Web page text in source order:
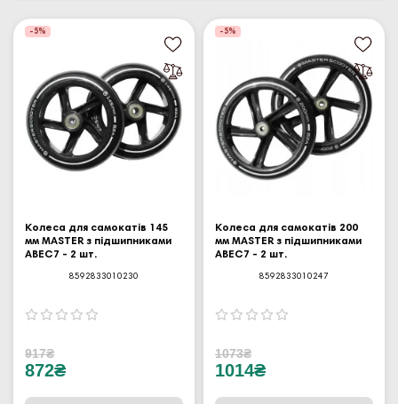
-5%
Колеса для самокатів 145
мм MASTER з підшипниками
ABEC7 - 2 шт.
8592833010230
917₴
872₴
-5%
Колеса для самокатів 200
мм MASTER з підшипниками
ABEC7 - 2 шт.
8592833010247
1073₴
1014₴